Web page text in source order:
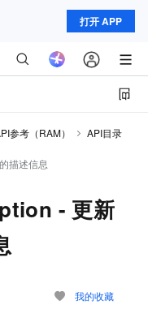
打开 APP
参考（RAM）
API目录
描述信息
- 更新
我的收藏